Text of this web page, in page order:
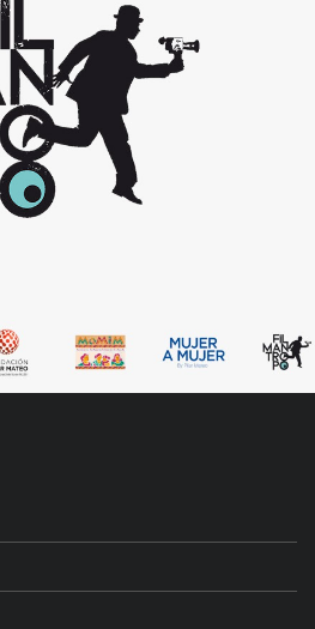
Filmántropo